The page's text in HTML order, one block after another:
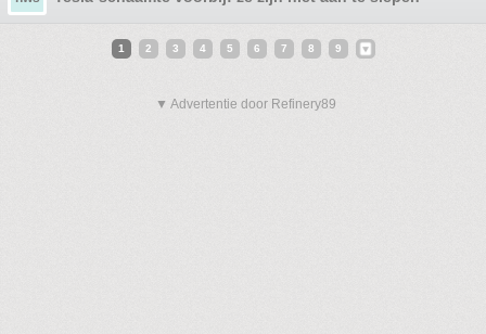
1 2 3 4 5 6 7 8 9
▼ Advertentie door Refinery89